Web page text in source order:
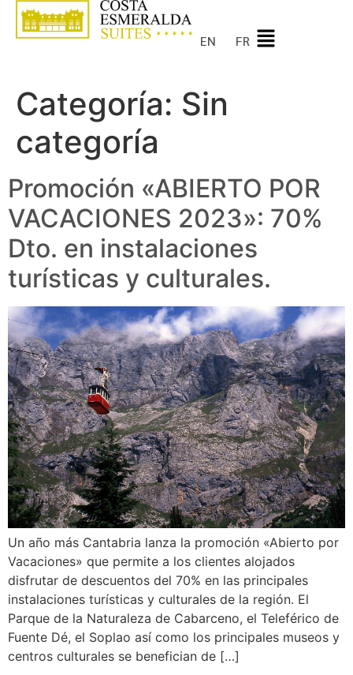
EN FR
Categoría: Sin
categoría
Promoción «ABIERTO POR
VACACIONES 2023»: 70%
Dto. en instalaciones
turísticas y culturales.
Un año más Cantabria lanza la promoción «Abierto por
Vacaciones» que permite a los clientes alojados
disfrutar de descuentos del 70% en las principales
instalaciones turísticas y culturales de la región. El
Parque de la Naturaleza de Cabarceno, el Teleférico de
Fuente Dé, el Soplao así como los principales museos y
centros culturales se benefician de […]